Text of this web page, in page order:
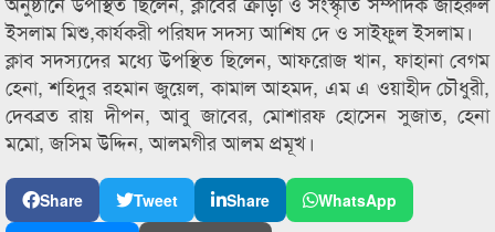
ইসলাম মিশু,কার্যকরী পরিষদ সদস্য আশিষ দে ও সাইফুল ইসলাম।
ক্লাব সদস্যদের মধ্যে উপস্থিত ছিলেন, আফরোজ খান, ফাহানা বেগম
হেনা, শহিদুর রহমান জুয়েল, কামাল আহমদ, এম এ ওয়াহীদ চৌধুরী,
দেবব্রত রায় দীপন, আবু জাবের, মোশারফ হোসেন সুজাত, হেনা
মমো, জসিম উদ্দিন, আলমগীর আলম প্রমূখ।
Share Tweet Share
WhatsApp